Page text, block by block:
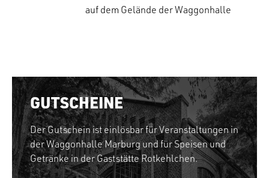
auf dem Gelände der Waggonhalle
GUTSCHEINE
Der Gutschein ist einlösbar für Veranstaltungen in
der Waggonhalle Marburg und für Speisen und
Getränke in der Gaststätte Rotkehlchen.